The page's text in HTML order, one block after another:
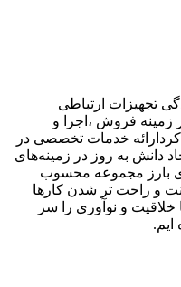
تجهیزات ارتباطی
کار خود را در زمینه فروش ،اجرا و
خدمات تخصصی در
دانش به‌ روز در زمینه‌های
بارز مجموعه محسوب
و راحت تر شدن کارها
و نوآوری را سر
ایم.